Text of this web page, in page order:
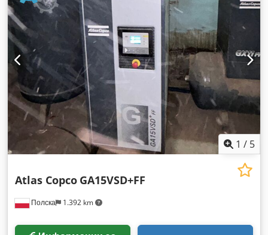
1 / 5
Полска 1.392 km
Atlas Copco GA15VSD+FF